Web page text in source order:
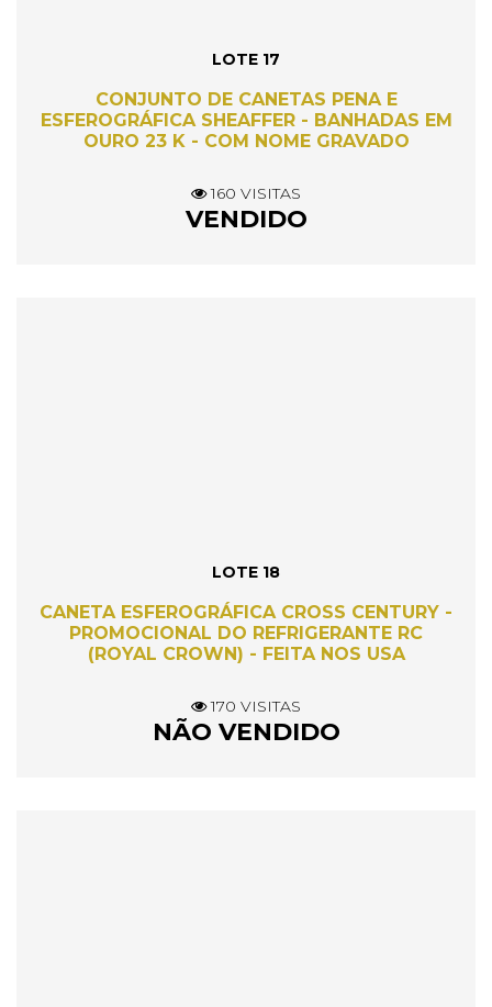
LOTE 17
CONJUNTO DE CANETAS PENA E
ESFEROGRÁFICA SHEAFFER - BANHADAS EM
OURO 23 K - COM NOME GRAVADO
160 VISITAS
VENDIDO
LOTE 18
CANETA ESFEROGRÁFICA CROSS CENTURY -
PROMOCIONAL DO REFRIGERANTE RC
(ROYAL CROWN) - FEITA NOS USA
170 VISITAS
NÃO VENDIDO